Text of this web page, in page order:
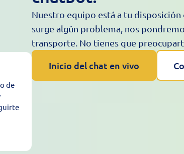
de
Nuestro equipo está a tu disposición
surge algún problema, nos
transporte. No tienes que
Inicio del chat en vivo